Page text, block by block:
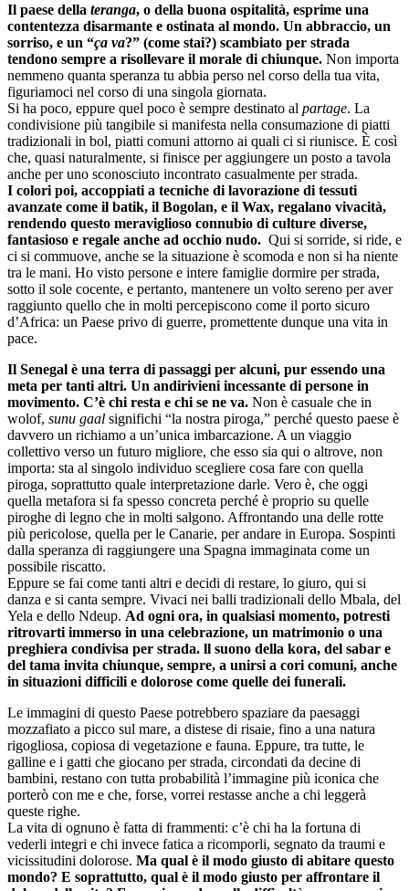
Il paese della teranga, o della buona ospitalità, esprime una
contentezza disarmante e ostinata al mondo. Un abbraccio, un
sorriso, e un “ça va?” (come stai?) scambiato per strada
tendono sempre a risollevare il morale di chiunque. Non importa
nemmeno quanta speranza tu abbia perso nel corso della tua vita,
figuriamoci nel corso di una singola giornata.
Si ha poco, eppure quel poco è sempre destinato al partage. La
condivisione più tangibile si manifesta nella consumazione di piatti
tradizionali in bol, piatti comuni attorno ai quali ci si riunisce. È così
che, quasi naturalmente, si finisce per aggiungere un posto a tavola
anche per uno sconosciuto incontrato casualmente per strada.
I colori poi, accoppiati a tecniche di lavorazione di tessuti
avanzate come il batik, il Bogolan, e il Wax, regalano vivacità,
rendendo questo meraviglioso connubio di culture diverse,
fantasioso e regale anche ad occhio nudo. Qui si sorride, si ride, e
ci si commuove, anche se la situazione è scomoda e non si ha niente
tra le mani. Ho visto persone e intere famiglie dormire per strada,
sotto il sole cocente, e pertanto, mantenere un volto sereno per aver
raggiunto quello che in molti percepiscono come il porto sicuro
d’Africa: un Paese privo di guerre, promettente dunque una vita in
pace.
Il Senegal è una terra di passaggi per alcuni, pur essendo una
meta per tanti altri. Un andirivieni incessante di persone in
movimento. C’è chi resta e chi se ne va. Non è casuale che in
wolof, sunu gaal significhi “la nostra piroga,” perché questo paese è
davvero un richiamo a un’unica imbarcazione. A un viaggio
collettivo verso un futuro migliore, che esso sia qui o altrove, non
importa: sta al singolo individuo scegliere cosa fare con quella
piroga, soprattutto quale interpretazione darle. Vero è, che oggi
quella metafora si fa spesso concreta perché è proprio su quelle
piroghe di legno che in molti salgono. Affrontando una delle rotte
più pericolose, quella per le Canarie, per andare in Europa. Sospinti
dalla speranza di raggiungere una Spagna immaginata come un
possibile riscatto.
Eppure se fai come tanti altri e decidi di restare, lo giuro, qui si
danza e si canta sempre. Vivaci nei balli tradizionali dello Mbala, del
Yela e dello Ndeup. Ad ogni ora, in qualsiasi momento, potresti
ritrovarti immerso in una celebrazione, un matrimonio o una
preghiera condivisa per strada. ll suono della kora, del sabar e
del tama invita chiunque, sempre, a unirsi a cori comuni, anche
in situazioni difficili e dolorose come quelle dei funerali.
Le immagini di questo Paese potrebbero spaziare da paesaggi
mozzafiato a picco sul mare, a distese di risaie, fino a una natura
rigogliosa, copiosa di vegetazione e fauna. Eppure, tra tutte, le
galline e i gatti che giocano per strada, circondati da decine di
bambini, restano con tutta probabilità l’immagine più iconica che
porterò con me e che, forse, vorrei restasse anche a chi leggerà
queste righe.
La vita di ognuno è fatta di frammenti: c’è chi ha la fortuna di
vederli integri e chi invece fatica a ricomporli, segnato da traumi e
vicissitudini dolorose. Ma qual è il modo giusto di abitare questo
mondo? E soprattutto, qual è il modo giusto per affrontare il